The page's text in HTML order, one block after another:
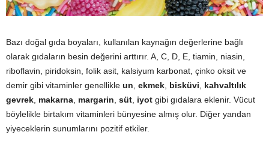
Bazı doğal gıda boyaları, kullanılan kaynağın değerlerine bağlı
olarak gıdaların besin değerini arttırır. A, C, D, E, tiamin, niasin,
riboflavin, piridoksin, folik asit, kalsiyum karbonat, çinko oksit ve
demir gibi vitaminler genellikle un ekmek bisküvi
kahvaltılık
gevrek makarna margarin süt iyot gibi gıdalara eklenir. Vücut
böylelikle birtakım vitaminleri bünyesine almış olur. Diğer yandan
yiyeceklerin sunumlarını pozitif etkiler.